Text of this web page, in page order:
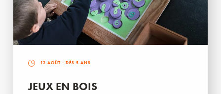
12 AOÛT - DÈS 5 ANS
JEUX EN BOIS